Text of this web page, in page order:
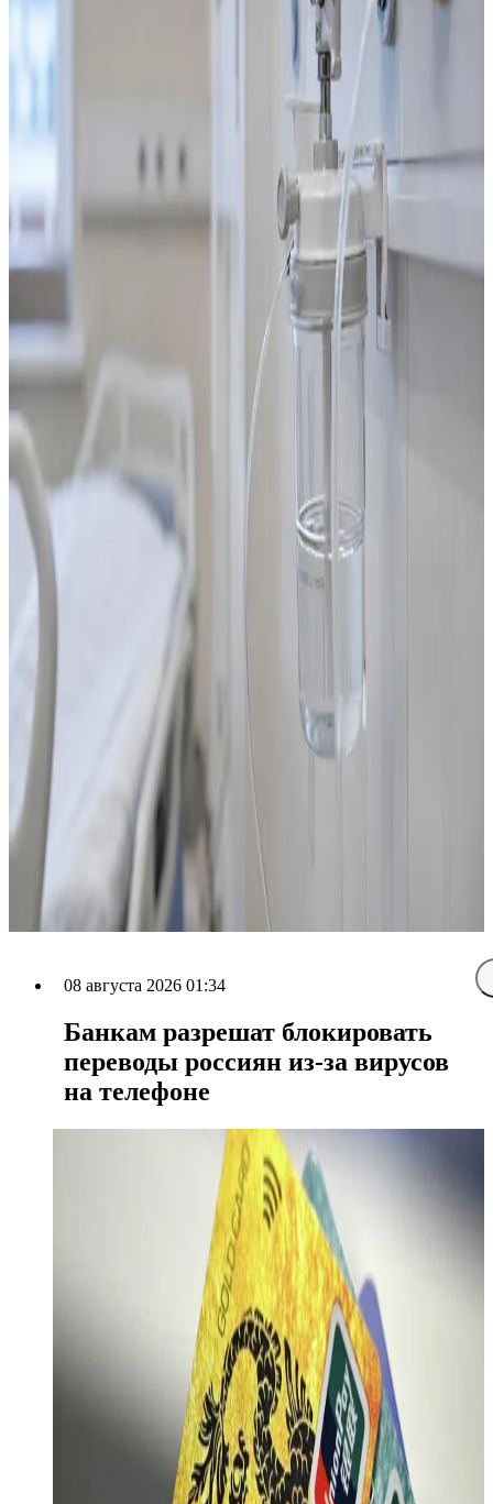
08 августа 2026 01:34
Банкам разрешат блокировать
переводы россиян из-за вирусов
на телефоне